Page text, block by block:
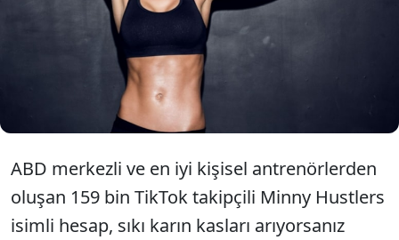
salonuna ayıracak boş saati var. TikTok’ta içerik
üreten bir fitness uzmanı, karın kaslarını
şekillendirmek için yapılabilecek en etkili
egzersizi açıkladı.
ABD merkezli ve en iyi kişisel antrenörlerden
oluşan 159 bin TikTok takipçili Minny Hustlers
isimli hesap, sıkı karın kasları arıyorsanız